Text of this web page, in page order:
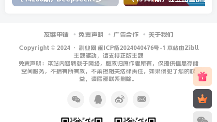
友链申请 免责声明 广告合作 关于我们
Copyright © 2024 · 副业网 闽ICP备2024040476号-1 本站由Zibll
主题驱动，请支持正版主题
免责声明：本站内容转载于网络，版权归原作者所有，仅提供信息存储
空间服务，不拥有所有权，不承担相关法律责任，如果侵犯了您的权
益，请底部联系删除。